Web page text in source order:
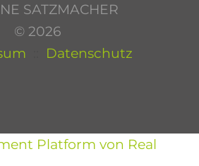
SATZMACHER
© 2026
Datenschutz
Platform von Real